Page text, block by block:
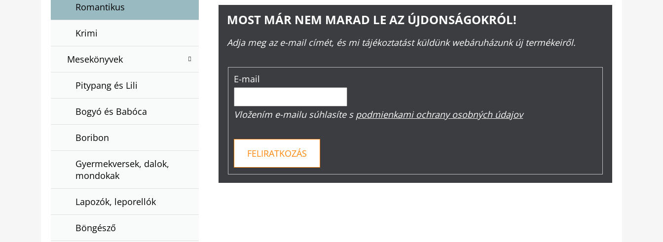
Romantikus
Krimi
Mesekönyvek
Pitypang és Lili
Bogyó és Babóca
Boribon
Gyermekversek, dalok,
mondokak
Lapozók, leporellók
Böngésző
MOST MÁR NEM MARAD LE AZ ÚJDONSÁGOKRÓL!
Adja meg az e-mail címét, és mi tájékoztatást küldünk webáruházunk új termékeiről.
E-mail
Vložením e-mailu súhlasíte s podmienkami ochrany osobných údajov
FELIRATKOZÁS